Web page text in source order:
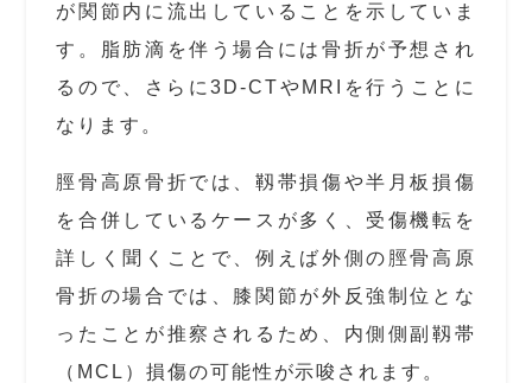
が関節内に流出していることを示していま
す。脂肪滴を伴う場合には骨折が予想され
るので、さらに3D-CTやMRIを行うことに
なります。
脛骨高原骨折では、靱帯損傷や半月板損傷
を合併しているケースが多く、受傷機転を
詳しく聞くことで、例えば外側の脛骨高原
骨折の場合では、膝関節が外反強制位とな
ったことが推察されるため、内側側副靱帯
（MCL）損傷の可能性が示唆されます。